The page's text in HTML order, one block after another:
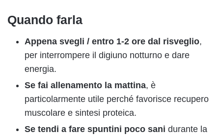
Quando farla
Appena svegli / entro 1-2 ore dal risveglio,
per interrompere il digiuno notturno e dare
energia.
Se fai allenamento la mattina, è
particolarmente utile perché favorisce recupero
muscolare e sintesi proteica.
Se tendi a fare spuntini poco sani durante la